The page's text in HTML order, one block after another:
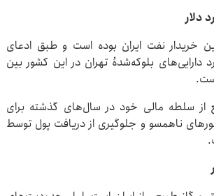
خریدار نفت ایران بوده است و طبق ادعای
دارایی‌های بلوکه‌شدهٔ تهران در این کشور بین
از سلطه مالی خود در سال‌های گذشته برای
ناهمسو و جلوگیری از دریافت پول توسط